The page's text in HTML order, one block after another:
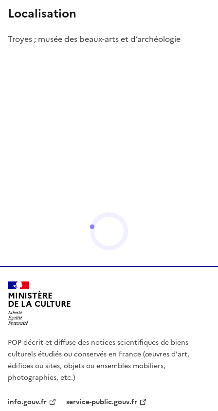
Localisation
Troyes ; musée des beaux-arts et d’archéologie
MINISTÈRE
DE LA CULTURE
POP décrit et diffuse des notices scientifiques de biens
culturels étudiés ou conservés en France (œuvres d'art,
édifices ou sites, objets ou ensembles mobiliers,
photographies, etc.)
info.gouv.fr service-public.gouv.fr